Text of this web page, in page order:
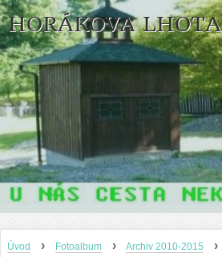
HORÁKOVA LHOTA
Úvod › Fotoalbum › Archiv 2010-2015 ›